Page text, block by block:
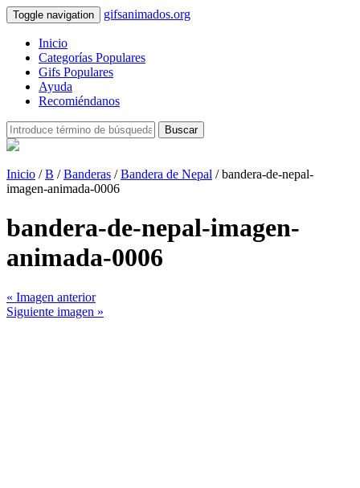
Toggle navigation gifsanimados.org
Inicio
Categorías Populares
Gifs Populares
Ayuda
Recomiéndanos
Buscar
Inicio /B /Banderas /Bandera de Nepal / bandera-de-nepal-
imagen-animada-0006
bandera-de-nepal-imagen-
animada-0006
« Imagen anterior
Siguiente imagen »